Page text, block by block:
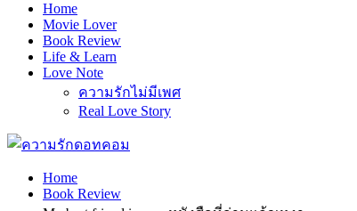
Home
Movie Lover
Book Review
Life & Learn
Love Note
ความรักไม่มีเพศ
Real Love Story
Home
Book Review